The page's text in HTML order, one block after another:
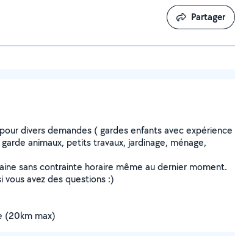
Partager
Partager
divers demandes ( gardes enfants avec expérience
animaux, petits travaux, jardinage, ménage,
sans contrainte horaire même au dernier moment.
avez des questions :)
(20km max)